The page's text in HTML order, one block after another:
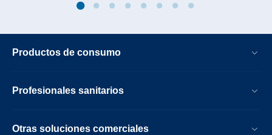
Productos de consumo
Profesionales sanitarios
Otras soluciones comerciales